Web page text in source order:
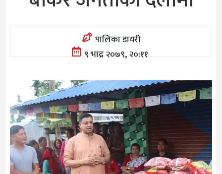
पालिका डायरी
९ भाद्र २०७९, २०:११